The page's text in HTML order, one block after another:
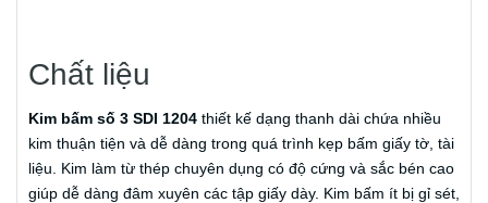
Chất liệu
Kim bấm số 3 SDI 1204 thiết kế dạng thanh dài chứa nhiều
kim thuận tiện và dễ dàng trong quá trình kẹp bấm giấy tờ, tài
liệu. Kim làm từ thép chuyên dụng có độ cứng và sắc bén cao
giúp dễ dàng đâm xuyên các tập giấy dày. Kim bấm ít bị gỉ sét,